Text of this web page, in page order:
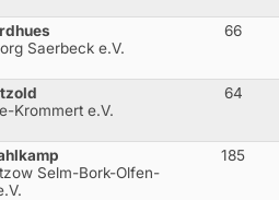
Saerbeck e.V.
66
Krommert e.V.
64
Selm-Bork-Olfen-
185